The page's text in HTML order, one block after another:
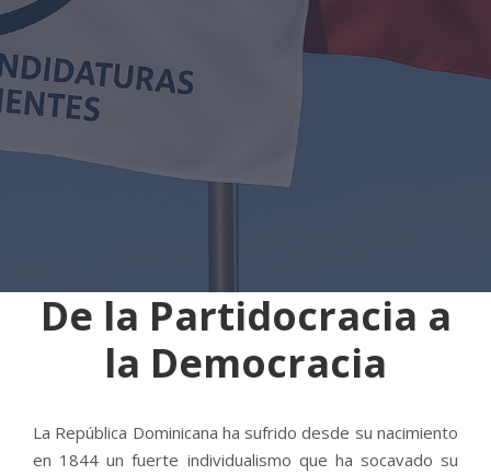
De la Partidocracia a
la Democracia
La República Dominicana ha sufrido desde su nacimiento
en 1844 un fuerte individualismo que ha socavado su